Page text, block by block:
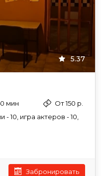
5.37
мин
От 150 р.
10, игра актеров - 10,
Забронировать